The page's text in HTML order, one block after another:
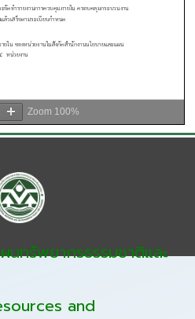
Zoom 100%
นทรัพยากรธรรมชาติและ
and